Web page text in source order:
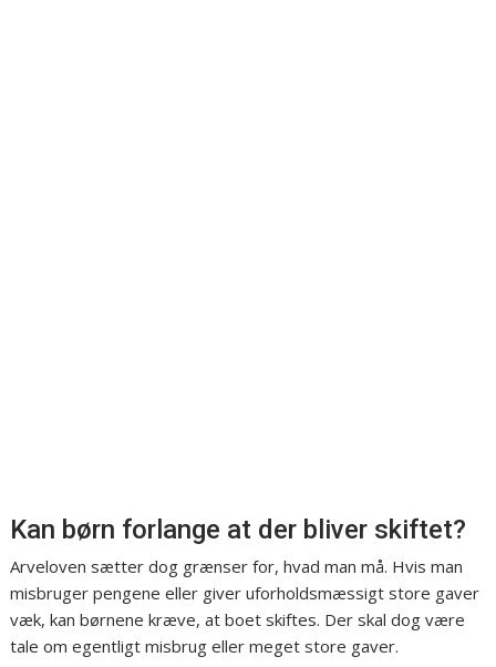
Kan børn forlange at der bliver skiftet?
Arveloven sætter dog grænser for, hvad man må. Hvis man
misbruger pengene eller giver uforholdsmæssigt store gaver
væk, kan børnene kræve, at boet skiftes. Der skal dog være
tale om egentligt misbrug eller meget store gaver.